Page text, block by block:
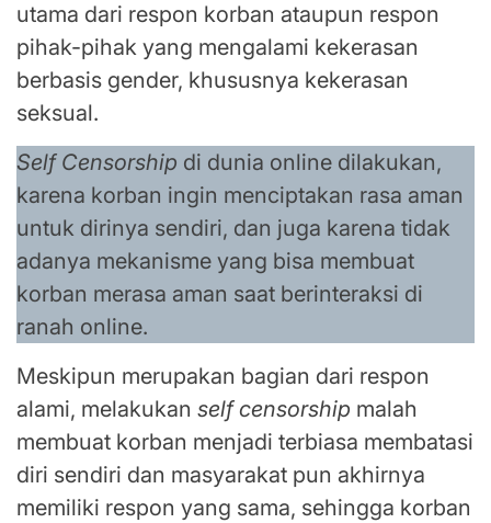
utama dari respon korban ataupun respon
pihak-pihak yang mengalami kekerasan
berbasis gender, khususnya kekerasan
seksual.
Self Censorship di dunia online dilakukan,
karena korban ingin menciptakan rasa aman
untuk dirinya sendiri, dan juga karena tidak
adanya mekanisme yang bisa membuat
korban merasa aman saat berinteraksi di
ranah online.
Meskipun merupakan bagian dari respon
alami, melakukan self censorship malah
membuat korban menjadi terbiasa membatasi
diri sendiri dan masyarakat pun akhirnya
memiliki respon yang sama, sehingga korban